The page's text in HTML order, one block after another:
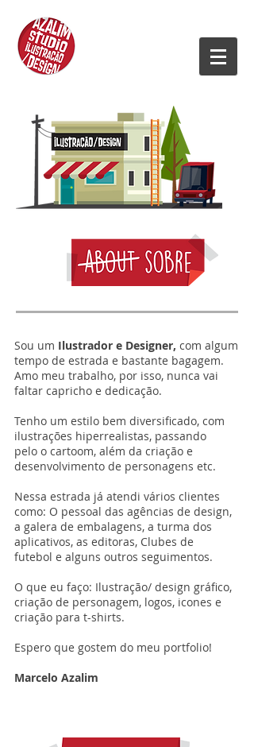
Sou um Ilustrador e Designer, com algum
tempo de estrada e bastante bagagem.
Amo meu trabalho, por isso, nunca vai
faltar capricho e dedicação.
Tenho um estilo bem diversificado, com
ilustrações hiperrealistas, passando
pelo o cartoom, além da criação e
desenvolvimento de personagens etc.
Nessa estrada já atendi vários clientes
como: O pessoal das agências de design,
a galera de embalagens, a turma dos
aplicativos, as editoras, Clubes de
futebol e alguns outros seguimentos.
O que eu faço: Ilustração/ design gráfico,
criação de personagem, logos, icones e
criação para t-shirts.
Espero que gostem do meu portfolio!
Marcelo Azalim